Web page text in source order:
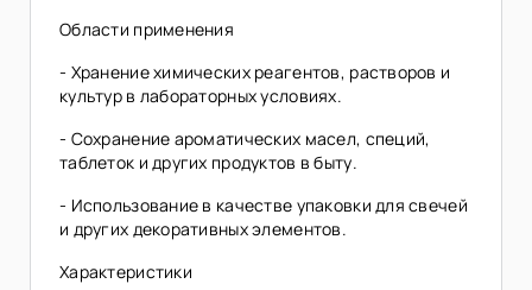
Области применения
- Хранение химических реагентов, растворов и
культур в лабораторных условиях.
- Сохранение ароматических масел, специй,
таблеток и других продуктов в быту.
- Использование в качестве упаковки для свечей
и других декоративных элементов.
Характеристики